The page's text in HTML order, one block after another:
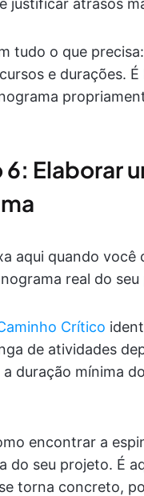
justificar atrasos
tudo o que
e durações.
6: Elaborar
aqui quando você
real do seu
Crítico
de atividades
duração mínima
encontrar a
do seu projeto. É
torna concreto,